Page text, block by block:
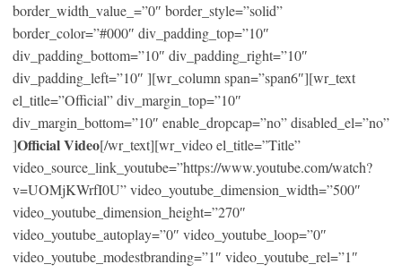
border_width_value_=”0″ border_style=”solid”
border_color=”#000″ div_padding_top=”10″
div_padding_bottom=”10″ div_padding_right=”10″
div_padding_left=”10″ ][wr_column span=”span6″][wr_text
el_title=”Official” div_margin_top=”10″
div_margin_bottom=”10″ enable_dropcap=”no” disabled_el=”no”
]Official Video[/wr_text][wr_video el_title=”Title”
video_source_link_youtube=”https://www.youtube.com/watch?
v=UOMjKWrfI0U” video_youtube_dimension_width=”500″
video_youtube_dimension_height=”270″
video_youtube_autoplay=”0″ video_youtube_loop=”0″
video_youtube_modestbranding=”1″ video_youtube_rel=”1″